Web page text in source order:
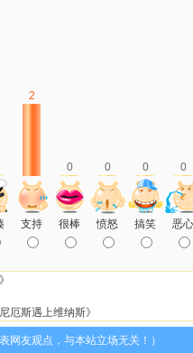
2
0 0 0 0
支持 很棒 愤怒 搞笑 恶心
厄斯遇上维纳斯》
网友观点，与本站立场无关！）